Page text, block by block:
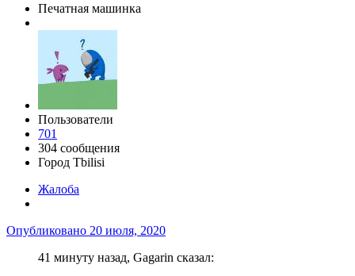
Печатная машинка
Пользователи
701
304 сообщения
Город Tbilisi
Жалоба
Опубликовано 20 июля, 2020
41 минуту назад, Gagarin сказал: